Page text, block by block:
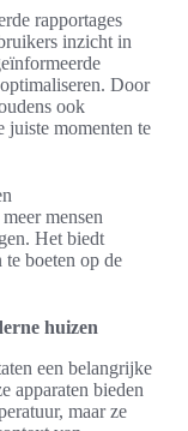
rapportages
inzicht in
Door
ook
juiste momenten te
mensen
Het biedt
boeten op de
huizen
een belangrijke
apparaten bieden
maar ze